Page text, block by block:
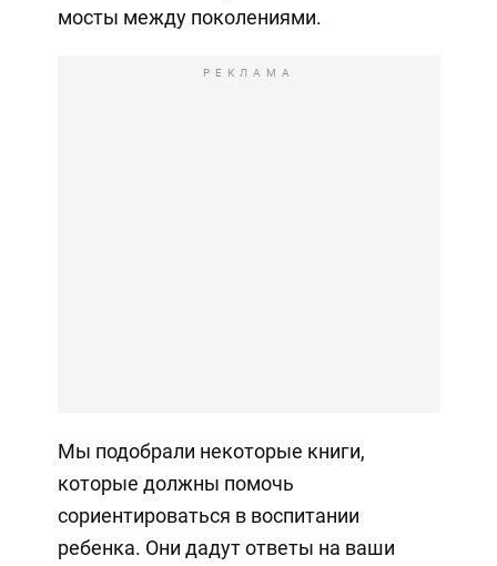
мосты между поколениями.
РЕКЛАМА
Мы подобрали некоторые книги,
которые должны помочь
сориентироваться в воспитании
ребенка. Они дадут ответы на ваши